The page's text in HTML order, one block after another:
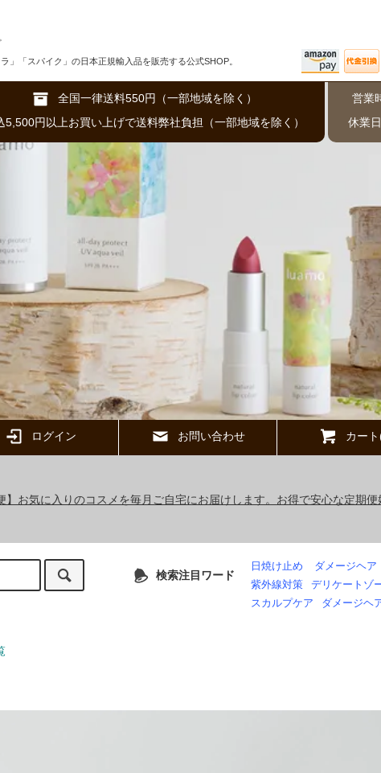
」「スパイク」の日本正規輸入品を販売する公式SHOP。
全国一律送料550円（一部地域を除く）
5,500円以上お買い上げで送料弊社負担（一部地域を除く）
営業
休業
ログイン お問い合わせ カー
お気に入りのコスメを毎月ご自宅にお届けします。お得で安心な定期
検索注目ワード
日焼け止め ダメージヘア
紫外線対策
デリケートゾ
スカルプケア
ダメージヘ